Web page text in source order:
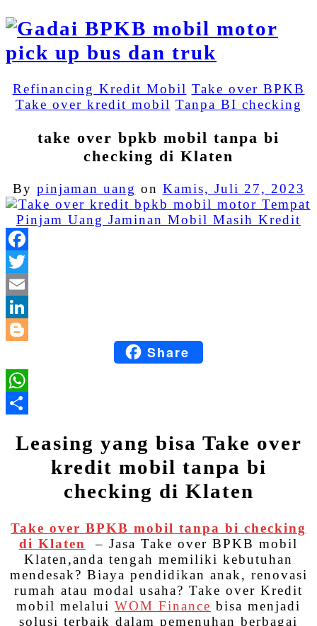
Refinancing Kredit Mobil Take over BPKB
Take over kredit mobil Tanpa BI checking
take over bpkb mobil tanpa bi
checking di Klaten
By pinjaman uang on Kamis, Juli 27, 2023
BloggerShare
Leasing yang bisa Take over
kredit mobil tanpa bi
checking di Klaten
Take over BPKB mobil tanpa bi checking
di Klaten
– Jasa Take over BPKB mobil
Klaten,anda tengah memiliki kebutuhan
mendesak? Biaya pendidikan anak, renovasi
rumah atau modal usaha? Take over Kredit
mobil melalui WOM Finance bisa menjadi
solusi terbaik dalam pemenuhan berbagai